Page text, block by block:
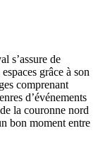
s’assure de
grâce à son
comprenant
d’événements
la couronne nord
bon moment entre